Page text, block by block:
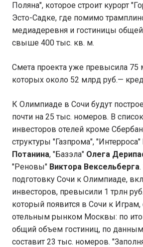
Поляна", которое строит курорт
Эсто-Садке, где помимо
медиадеревня и гостиницы
свыше 400 тыс. кв. м.
Смета проекта уже превысила 75
которых около 52 млрд руб.—
К Олимпиаде в Сочи будут
почти на 25 тыс. номеров. В
инвесторов отелей кроме
структуры "Газпрома", "Интерроса"
Потанина, "Базэла" Олега
"Реновы" Виктора Вексельберга
подготовку Сочи к Олимпиаде,
инвесторов, превысили 1 трлн
который появится в Сочи к
отельным рынком Москвы: по
общий объем гостиниц, по данным
составит 23 тыс. номеров.